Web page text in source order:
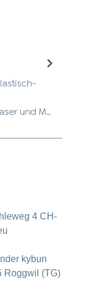
und M…
4 CH-
kybun
Roggwil (TG)